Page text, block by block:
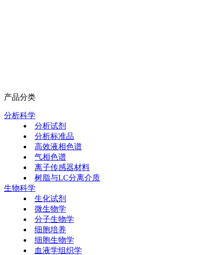
产品分类
分析科学
分析试剂
分析标准品
高效液相色谱
气相色谱
离子传感器材料
树脂与LC分离介质
生物科学
生化试剂
微生物学
分子生物学
细胞培养
细胞生物学
血液学组织学